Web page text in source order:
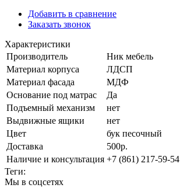
Добавить в сравнение
Заказать звонок
Характеристики
Производитель
Ник мебель
Материал корпуса
ЛДСП
Материал фасада
МДФ
Основание под матрас
Да
Подъемный механизм
нет
Выдвижные ящики
нет
Цвет
бук песочный
Доставка
500р.
Наличие и консультация +7 (861) 217-59-54
Теги:
Мы в соцсетях